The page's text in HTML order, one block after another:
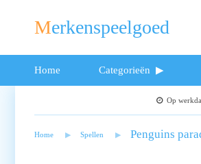
Merkenspeelgoed
Home Categorieën
Op
Home Spellen Penguins